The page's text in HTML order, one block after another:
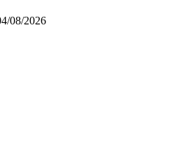
08/2026